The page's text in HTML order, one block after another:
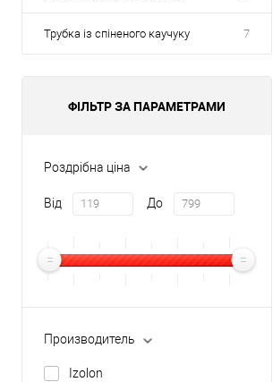
Трубка із спіненого каучуку 7
ФІЛЬТР ЗА ПАРАМЕТРАМИ
Роздрібна ціна
Від До
Производитель
Izolon